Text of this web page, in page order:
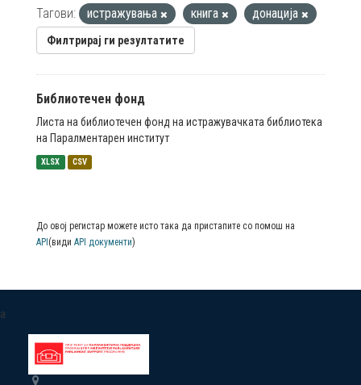
Тагови:
истражувања книга донација
Филтрирај ги резултатите
Библиотечен фонд
Листа на библиотечен фонд на истражувачката библиотека
на Паралментарен институт
XLSX CSV
До овој регистар можете исто така да пристапите со помош на
API (види API документи)
a